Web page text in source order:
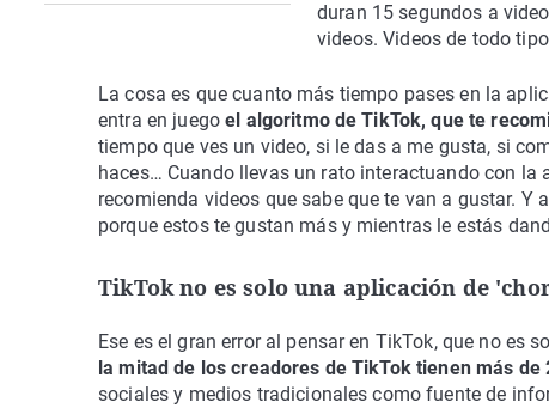
duran 15 segundos a
videos. Videos de todo
La cosa es que cuanto más tiempo pases en la
entra en juegoel algoritmo de TikTok, que te
tiempo que ves un video, si le das a me gusta, si
haces… Cuando llevas un rato interactuando con
recomienda videos que sabe que te van a gustar.
porque estos te gustan más y mientras le estás
TikTok no es solo una aplicación de
Ese es el gran error al pensar en TikTok, que no
la mitad de los creadores de TikTok tienen más de
sociales y medios tradicionales como fuente de